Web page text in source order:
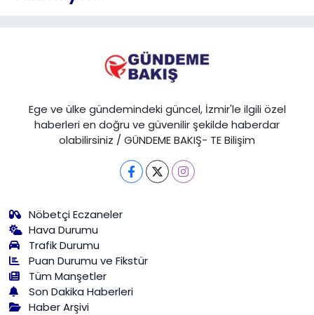
Ege ve ülke gündemindeki güncel, İzmir'le ilgili özel
haberleri en doğru ve güvenilir şekilde haberdar
olabilirsiniz / GÜNDEME BAKIŞ- TE Bilişim
Nöbetçi Eczaneler
Hava Durumu
Trafik Durumu
Puan Durumu ve Fikstür
Tüm Manşetler
Son Dakika Haberleri
Haber Arşivi